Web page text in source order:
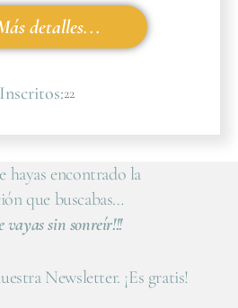
detalles...
Inscritos:22
hayas encontrado la
que buscabas…
vayas sin sonreír!!!
Newsletter. ¡Es gratis!